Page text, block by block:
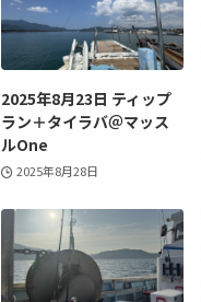
2025年8月23日 ティップ
ラン＋タイラバ＠マッス
ルOne
2025年8月28日